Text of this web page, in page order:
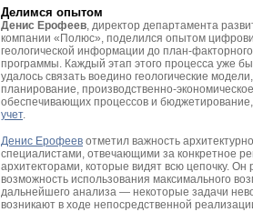
Делимся опытом
Денис Ерофеев, директор департамента
компании «Полюс», поделился опытом
геологической информации до план-
программы. Каждый этап этого процесса уже
удалось связать воедино геологические
планирование, производственно-
обеспечивающих процессов и
учет.
Денис Ерофеев отметил важность
специалистами, отвечающими за конкретное
архитекторами, которые видят всю цепочку.
возможность использования максимального
дальнейшего анализа — некоторые задачи
возникают в ходе непосредственной